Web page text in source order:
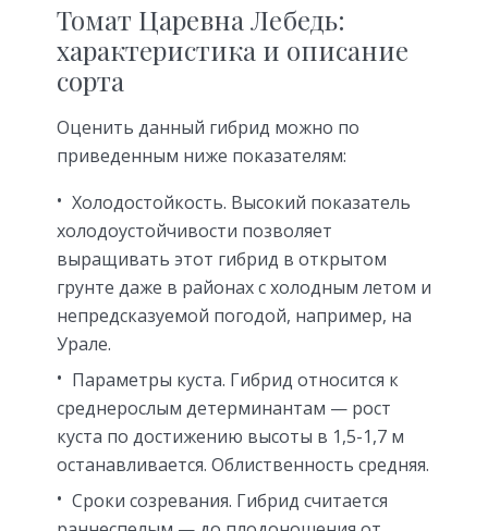
Томат Царевна Лебедь:
характеристика и описание
сорта
Оценить данный гибрид можно по
приведенным ниже показателям:
Холодостойкость. Высокий показатель
холодоустойчивости позволяет
выращивать этот гибрид в открытом
грунте даже в районах с холодным летом и
непредсказуемой погодой, например, на
Урале.
Параметры куста. Гибрид относится к
среднерослым детерминантам — рост
куста по достижению высоты в 1,5-1,7 м
останавливается. Облиственность средняя.
Сроки созревания. Гибрид считается